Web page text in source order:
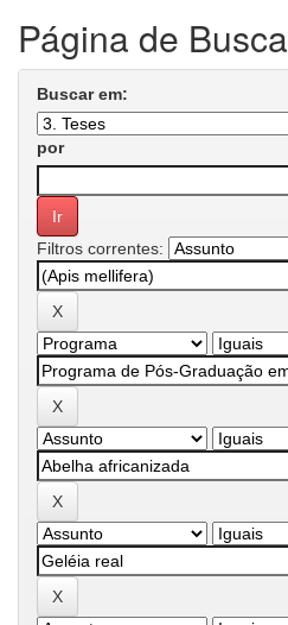
Página de Busca
Buscar em:
por
Filtros correntes: